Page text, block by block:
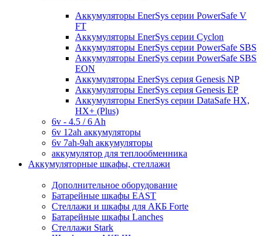
Аккумуляторы EnerSys серии PowerSafe V
FT
Аккумуляторы EnerSys серии Cyclon
Аккумуляторы EnerSys серии PowerSafe SBS
Аккумуляторы EnerSys серии PowerSafe SBS
EON
Аккумуляторы EnerSys серия Genesis NP
Аккумуляторы EnerSys серия Genesis EP
Аккумуляторы EnerSys серии DataSafe HX,
HX+ (Plus)
6v - 4.5 / 6 Ah
6v 12ah аккумуляторы
6v 7ah-9ah аккумуляторы
аккумулятор для теплообменника
Аккумуляторные шкафы, стеллажи
Дополнительное оборудование
Батарейные шкафы EAST
Стеллажи и шкафы для АКБ Forte
Батарейные шкафы Lanches
Стеллажи Stark